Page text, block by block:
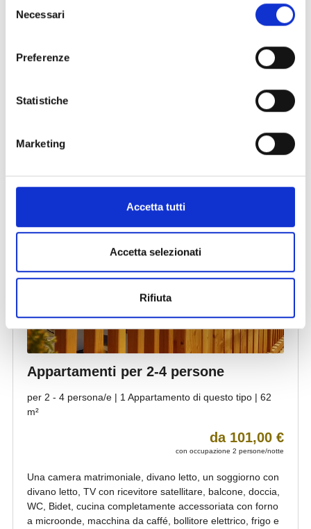
delNecessari
Preferenze
Statistiche
Marketing
Accetta tutti
Accetta selezionati
Rifiuta